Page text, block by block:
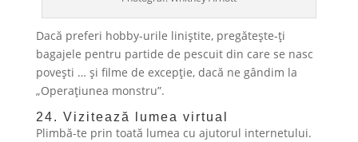
Dacă preferi hobby-urile liniștite, pregătește-ți
bagajele pentru partide de pescuit din care se nasc
povești … și filme de excepție, dacă ne gândim la
„Operațiunea monstru”.
24. Vizitează lumea virtual
Plimbă-te prin toată lumea cu ajutorul internetului.